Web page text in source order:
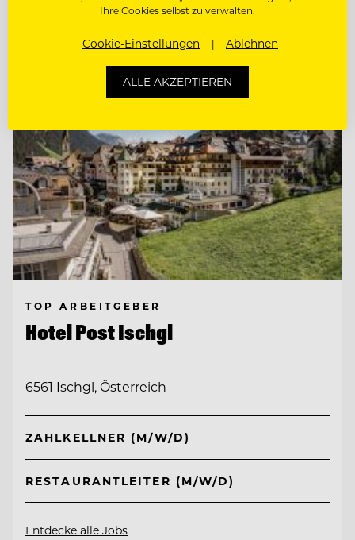
TOP ARBEITGEBER
Hotel Post Ischgl
6561 Ischgl, Österreich
ZAHLKELLNER (M/W/D)
RESTAURANTLEITER (M/W/D)
Entdecke alle Jobs
Ihre Cookies selbst zu verwalten.
Cookie-Einstellungen Ablehnen
ALLE AKZEPTIEREN